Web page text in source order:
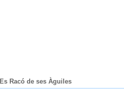
Es Racó de ses Àguiles